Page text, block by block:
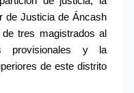
de Justicia de Áncash
tres magistrados al
provisionales y la
de este distrito